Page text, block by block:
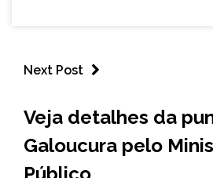
Next Post
Veja detalhes da
Galoucura pelo